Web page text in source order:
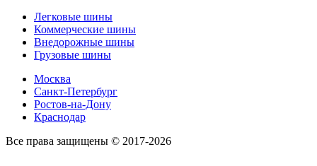
Легковые шины
Коммерческие шины
Внедорожные шины
Грузовые шины
Москва
Санкт-Петербург
Ростов-на-Дону
Краснодар
Все права защищены © 2017-2026